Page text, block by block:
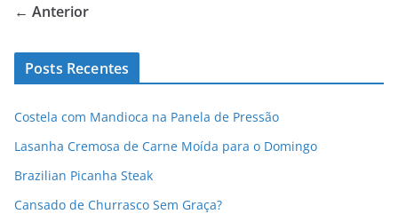
← Anterior
Posts Recentes
Costela com Mandioca na Panela de Pressão
Lasanha Cremosa de Carne Moída para o Domingo
Brazilian Picanha Steak
Cansado de Churrasco Sem Graça?